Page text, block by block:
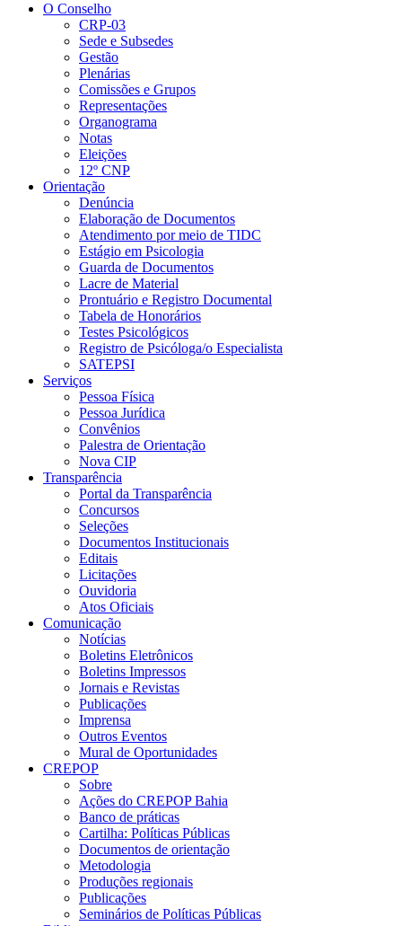
O Conselho
CRP-03
Sede e Subsedes
Gestão
Plenárias
Comissões e Grupos
Representações
Organograma
Notas
Eleições
12º CNP
Orientação
Denúncia
Elaboração de Documentos
Atendimento por meio de TIDC
Estágio em Psicologia
Guarda de Documentos
Lacre de Material
Prontuário e Registro Documental
Tabela de Honorários
Testes Psicológicos
Registro de Psicóloga/o Especialista
SATEPSI
Serviços
Pessoa Física
Pessoa Jurídica
Convênios
Palestra de Orientação
Nova CIP
Transparência
Portal da Transparência
Concursos
Seleções
Documentos Institucionais
Editais
Licitações
Ouvidoria
Atos Oficiais
Comunicação
Notícias
Boletins Eletrônicos
Boletins Impressos
Jornais e Revistas
Publicações
Imprensa
Outros Eventos
Mural de Oportunidades
CREPOP
Sobre
Ações do CREPOP Bahia
Banco de práticas
Cartilha: Políticas Públicas
Documentos de orientação
Metodologia
Produções regionais
Publicações
Seminários de Políticas Públicas